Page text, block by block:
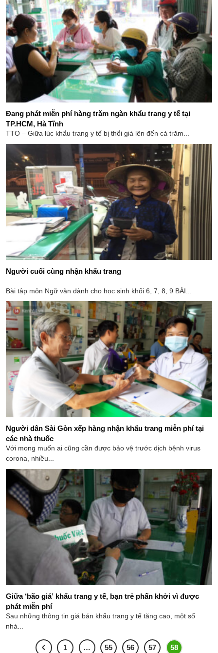
Đang phát miễn phí hàng trăm ngàn khẩu trang y tế tại
TP.HCM, Hà Tĩnh
TTO – Giữa lúc khẩu trang y tế bị thổi giá lên đến cả trăm...
Người cuối cùng nhận khẩu trang
Bài tập môn Ngữ văn dành cho học sinh khối 6, 7, 8, 9 BÀI...
Người dân Sài Gòn xếp hàng nhận khẩu trang miễn phí tại
các nhà thuốc
Với mong muốn ai cũng cần được bảo vệ trước dịch bệnh virus
corona, nhiều...
Giữa ‘bão giá’ khẩu trang y tế, bạn trẻ phấn khởi vì được
phát miễn phí
Sau những thông tin giá bán khẩu trang y tế tăng cao, một số
nhà...
1 … 55 56 57 58